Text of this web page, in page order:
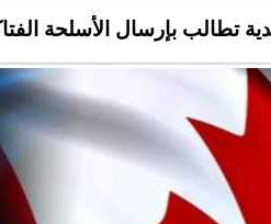
تطالب بإرسال الأسلحة